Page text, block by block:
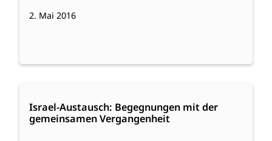
2. Mai 2016
Israel-Austausch: Begegnungen mit der
gemeinsamen Vergangenheit
Israel-
Austausch: